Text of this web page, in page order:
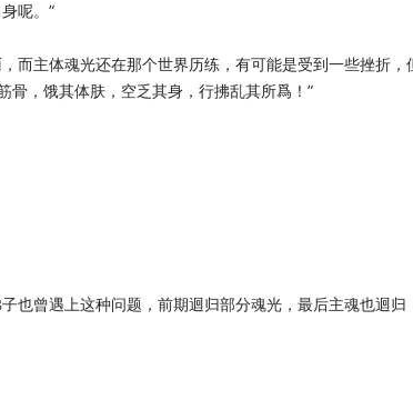
呢。”
而主体魂光还在那个世界历练，有可能是受到一些挫折，
骨，饿其体肤，空乏其身，行拂乱其所爲！”
也曾遇上这种问题，前期迴归部分魂光，最后主魂也迴归